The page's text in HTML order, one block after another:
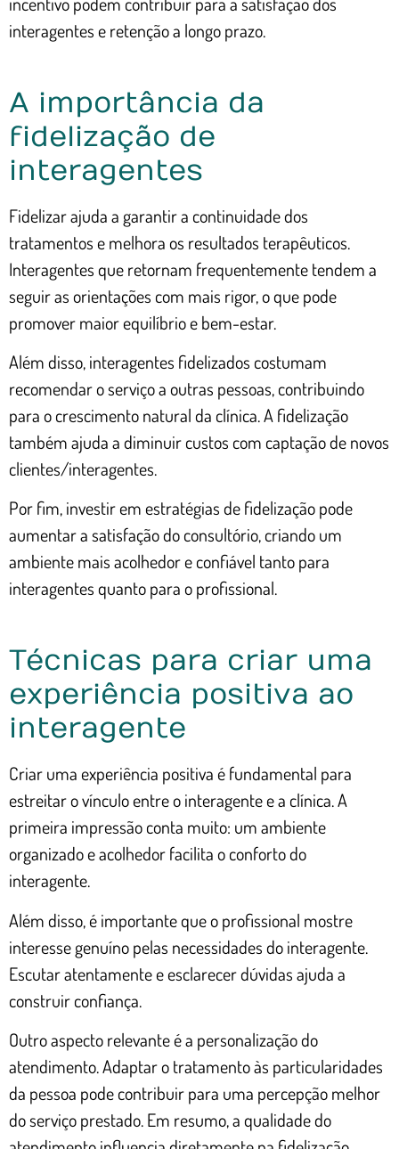
interagentes e retenção a longo prazo.
A importância da
fidelização de
interagentes
Fidelizar ajuda a garantir a continuidade dos
tratamentos e melhora os resultados terapêuticos.
Interagentes que retornam frequentemente tendem a
seguir as orientações com mais rigor, o que pode
promover maior equilíbrio e bem-estar.
Além disso, interagentes fidelizados costumam
recomendar o serviço a outras pessoas, contribuindo
para o crescimento natural da clínica. A fidelização
também ajuda a diminuir custos com captação de novos
clientes/interagentes.
Por fim, investir em estratégias de fidelização pode
aumentar a satisfação do consultório, criando um
ambiente mais acolhedor e confiável tanto para
interagentes quanto para o profissional.
Técnicas para criar uma
experiência positiva ao
interagente
Criar uma experiência positiva é fundamental para
estreitar o vínculo entre o interagente e a clínica. A
primeira impressão conta muito: um ambiente
organizado e acolhedor facilita o conforto do
interagente.
Além disso, é importante que o profissional mostre
interesse genuíno pelas necessidades do interagente.
Escutar atentamente e esclarecer dúvidas ajuda a
construir confiança.
Outro aspecto relevante é a personalização do
atendimento. Adaptar o tratamento às particularidades
da pessoa pode contribuir para uma percepção melhor
do serviço prestado. Em resumo, a qualidade do